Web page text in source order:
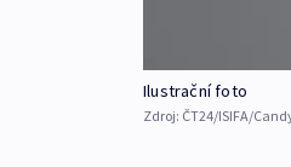
Ilustrační foto
Zdroj: ČT24/ISIFA/